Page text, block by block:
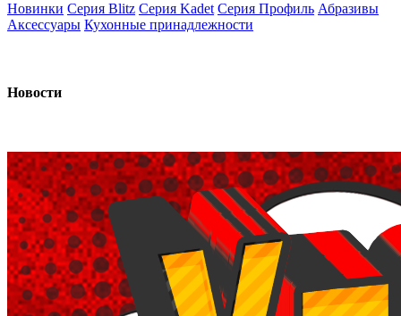
Новинки Серия Blitz Серия Kadet Серия Профиль Абразивы
Аксессуары Кухонные принадлежности
Новости